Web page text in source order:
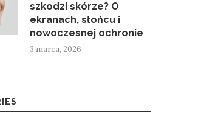
szkodzi skórze? O
ekranach, słońcu i
nowoczesnej ochronie
3 marca, 2026